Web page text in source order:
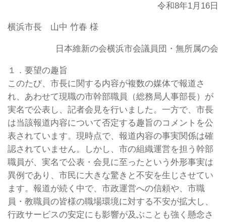
令和8年1月16日
横浜市長 山中 竹春 様
日本維新の会横浜市会議員団・無所属の会
１．要望の趣旨
このたび、市長に関する内容が複数の媒体で報道さ
れ、あわせて現職の市幹部職員（総務局人事部長）が
実名で公表し、記者会見を行いました。一方で、市長
は当該報道内容について否定する趣旨のコメントを公
表されています。現時点で、報道内容の事実関係は確
認されていません。しかし、市の組織運営を担う幹部
職員が、実名で公表・会見に至ったという外形事実は
異例であり、市民に大きな驚きと不安を生じさせてい
ます。報道が続く中で、市政運営への信頼や、市職
員・教職員の皆様の職場環境に対する不安が拡大し、
行政サービスの安定にも影響が及ぶことも強く懸念さ